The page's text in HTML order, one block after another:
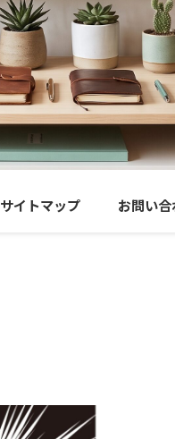
サイトマップ お問い